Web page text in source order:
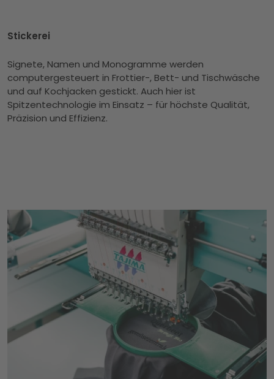
Stickerei
Signete, Namen und Monogramme werden
computergesteuert in Frottier-, Bett- und Tischwäsche
und auf Kochjacken gestickt. Auch hier ist
Spitzentechnologie im Einsatz – für höchste Qualität,
Präzision und Effizienz.